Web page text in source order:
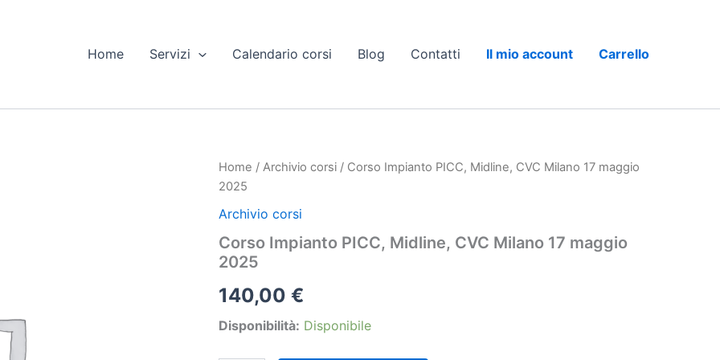
Home Servizi Calendario corsi Blog Contatti Il mio account Carrello
Home / Archivio corsi / Corso Impianto PICC, Midline, CVC Milano 17 maggio
2025
Archivio corsi
Corso Impianto PICC, Midline, CVC Milano 17 maggio
2025
140,00 €
Disponibilità: Disponibile